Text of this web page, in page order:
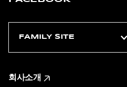
회사소개